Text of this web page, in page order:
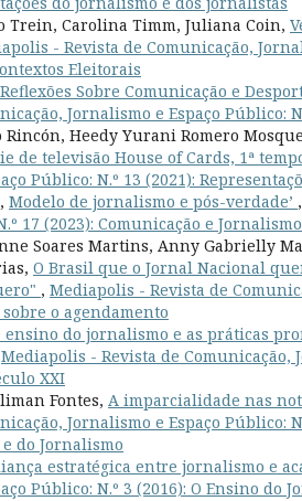
Trein, Carolina Timm, Juliana Coin,
- Revista de Comunicação,
Eleitorais
Reflexões Sobre Comunicação e
Jornalismo e Espaço Público:
Heedy Yurani Romero
de televisão House of Cards, 1ª
Público: N.º 13 (2021):
Modelo de jornalismo e pós-verdade’ ,
17 (2023): Comunicação e
Soares Martins, Anny Gabrielly
O Brasil que o Jornal Nacional
, Mediapolis - Revista de
o agendamento
ensino do jornalismo e as práticas
Mediapolis - Revista de Comunicação,
XXI
Fontes, A imparcialidade nas
Jornalismo e Espaço Público:
do Jornalismo
estratégica entre jornalismo e
Público: N.º 3 (2016): O Ensino do